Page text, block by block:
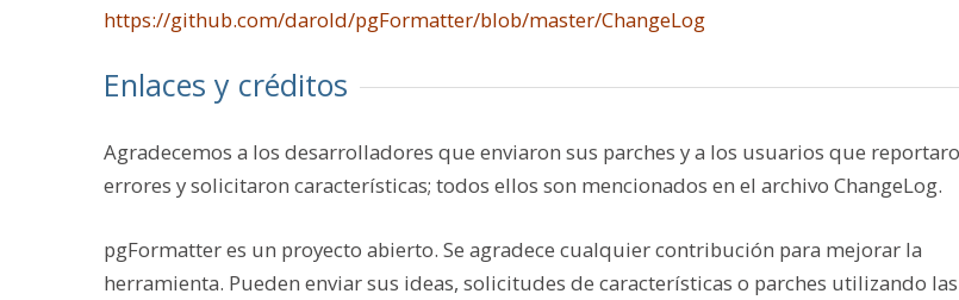
https://github.com/darold/pgFormatter/blob/master/ChangeLog
Enlaces y créditos
Agradecemos a los desarrolladores que enviaron sus parches y a los usuarios que
errores y solicitaron características; todos ellos son mencionados en el archivo ChangeLog.
pgFormatter es un proyecto abierto. Se agradece cualquier contribución para mejorar la
herramienta. Pueden enviar sus ideas, solicitudes de características o parches utilizando las